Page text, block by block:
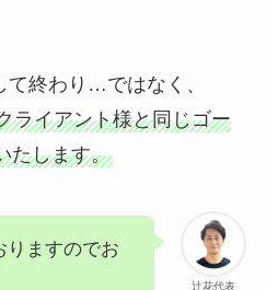
て終わり…ではなく、
ライアント様と同じゴー
たします。
辻花代表
りますのでお